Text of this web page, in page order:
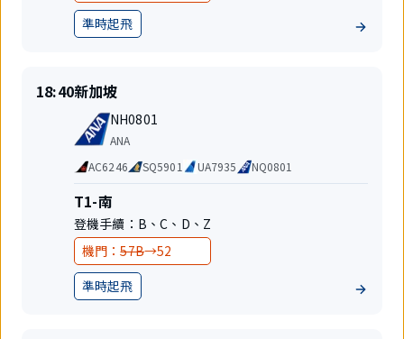
更
前
地準時起飛
準
時
18:40目
的
新加坡
航
班
號
NH0801
航
公
司
ANA
代
碼
共
享
航
班
AC6246 SQ5901 UA7935 NQ0801
航
站
樓
T1-南
登機手續： B 、C 、 D 、 Z
機門：變
更
前
57B→變
52
地準時起飛